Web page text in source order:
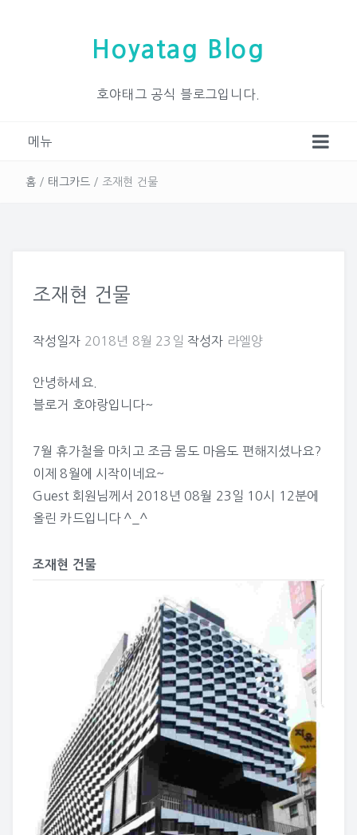
Hoyatag Blog
호야태그 공식 블로그입니다.
메뉴
홈 / 태그카드 / 조재현 건물
조재현 건물
작성일자 2018년 8월 23일 작성자 라엘양
안녕하세요.
블로거 호야랑입니다~
7월 휴가철을 마치고 조금 몸도 마음도 편해지셨나요?
이제 8월에 시작이네요~
Guest 회원님께서 2018년 08월 23일 10시 12분에
올린 카드입니다 ^_^
조재현 건물